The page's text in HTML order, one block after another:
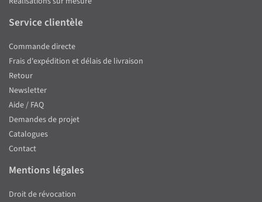
Service clientèle
Commande directe
Frais d'expédition et délais de livraison
Retour
Newsletter
Aide / FAQ
Demandes de projet
Catalogues
Contact
Mentions légales
Droit de révocation